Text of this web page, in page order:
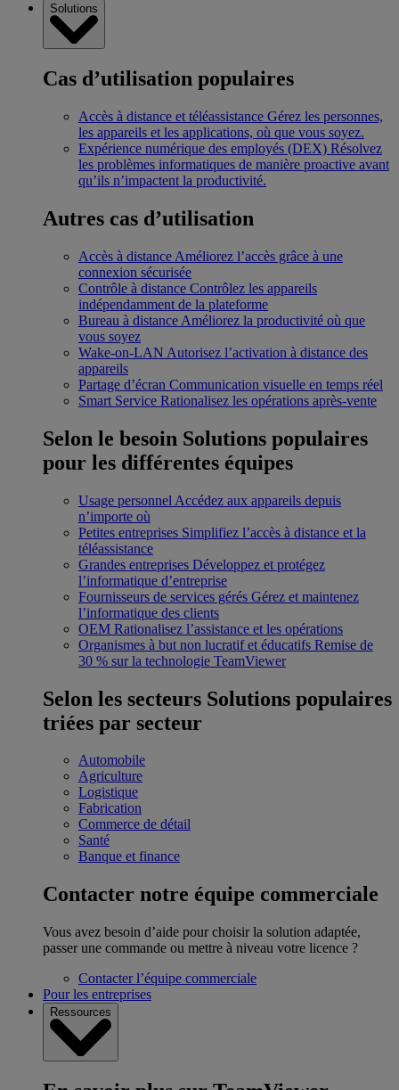
Solutions
Cas d’utilisation populaires
Accès à distance et téléassistance Gérez les personnes,
les appareils et les applications, où que vous soyez.
Expérience numérique des employés (DEX) Résolvez
les problèmes informatiques de manière proactive avant
qu’ils n’impactent la productivité.
Autres cas d’utilisation
Accès à distance Améliorez l’accès grâce à une
connexion sécurisée
Contrôle à distance Contrôlez les appareils
indépendamment de la plateforme
Bureau à distance Améliorez la productivité où que
vous soyez
Wake-on-LAN Autorisez l’activation à distance des
appareils
Partage d’écran Communication visuelle en temps réel
Smart Service Rationalisez les opérations après-vente
Selon le besoin Solutions populaires
pour les différentes équipes
Usage personnel Accédez aux appareils depuis
n’importe où
Petites entreprises Simplifiez l’accès à distance et la
téléassistance
Grandes entreprises Développez et protégez
l’informatique d’entreprise
Fournisseurs de services gérés Gérez et maintenez
l’informatique des clients
OEM Rationalisez l’assistance et les opérations
Organismes à but non lucratif et éducatifs Remise de
30 % sur la technologie TeamViewer
Selon les secteurs Solutions populaires
triées par secteur
Automobile
Agriculture
Logistique
Fabrication
Commerce de détail
Santé
Banque et finance
Contacter notre équipe commerciale
Vous avez besoin d’aide pour choisir la solution adaptée,
passer une commande ou mettre à niveau votre licence ?
Contacter l’équipe commerciale
Pour les entreprises
Ressources